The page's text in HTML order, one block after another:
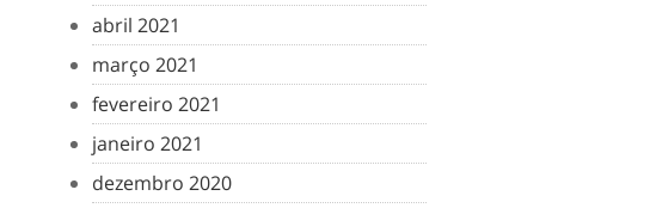
abril 2021
março 2021
fevereiro 2021
janeiro 2021
dezembro 2020